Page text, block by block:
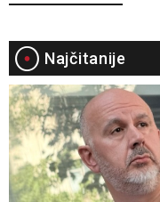
Najčitanije